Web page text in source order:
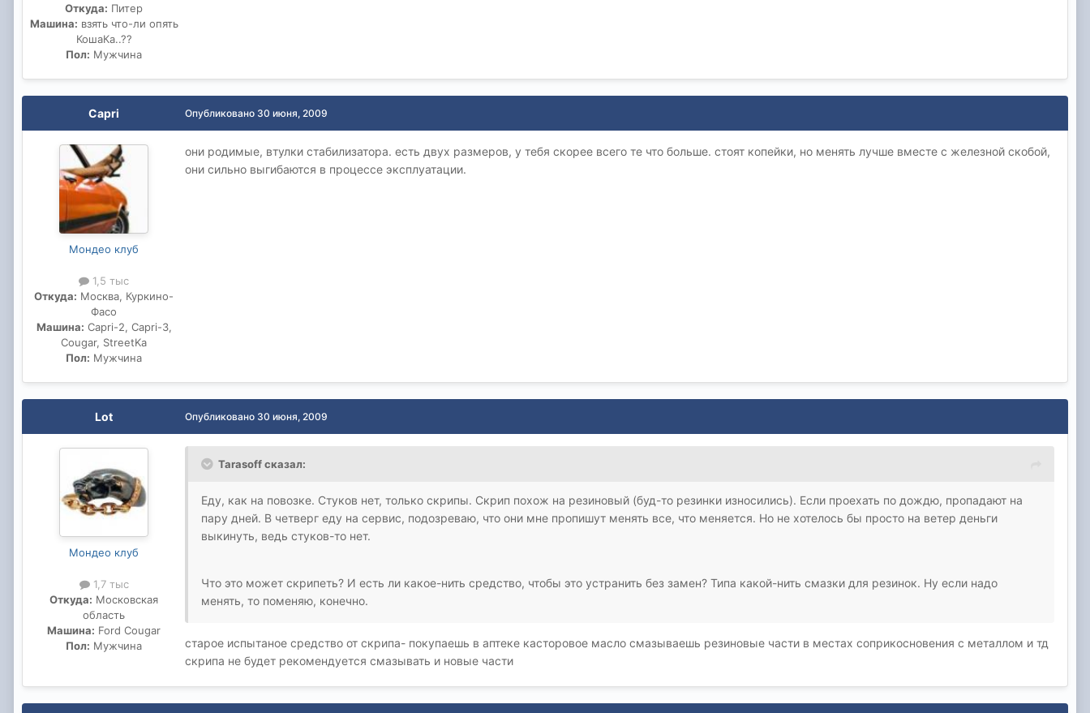
Откуда: Питер
Машина: взять что-ли опять
КошаКа..??
Пол: Мужчина
Capri
Мондео клуб
1,5 тыс
Откуда: Москва, Куркино-
Фасо
Машина: Capri-2, Capri-3,
Cougar, StreetKa
Пол: Мужчина
Опубликовано 30 июня, 2009
они родимые, втулки стабилизатора. есть двух размеров, у тебя скорее всего те что больше. стоят копейки, но менять лучше вместе с железной скобой,
они сильно выгибаются в процессе эксплуатации.
Lot
Мондео клуб
1,7 тыс
Откуда: Московская
область
Машина: Ford Cougar
Пол: Мужчина
Опубликовано 30 июня, 2009
Tarasoff сказал:
Еду, как на повозке. Стуков нет, только скрипы. Скрип похож на резиновый (буд-то резинки износились). Если проехать по дождю, пропадают на
пару дней. В четверг еду на сервис, подозреваю, что они мне пропишут менять все, что меняется. Но не хотелось бы просто на ветер деньги
выкинуть, ведь стуков-то нет.
Что это может скрипеть? И есть ли какое-нить средство, чтобы это устранить без замен? Типа какой-нить смазки для резинок. Ну если надо
менять, то поменяю, конечно.
старое испытаное средство от скрипа- покупаешь в аптеке касторовое масло смазываешь резиновые части в местах соприкосновения с металлом и тд
скрипа не будет рекомендуется смазывать и новые части